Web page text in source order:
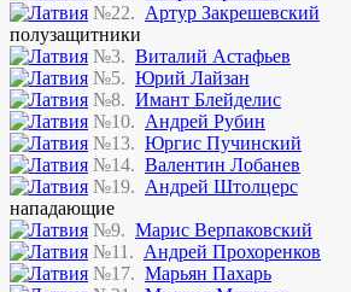
№22. Артур Закрешевский
полузащитники
№3. Виталий Астафьев
№5. Юрий Лайзан
№8. Имант Блейделис
№10. Андрей Рубин
№13. Юргис Пучинский
№14. Валентин Лобанев
№19. Андрей Штолцерс
нападающие
№9. Марис Верпаковский
№11. Андрей Прохоренков
№17. Марьян Пахарь